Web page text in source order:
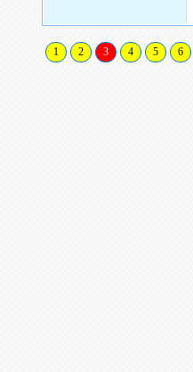
1 2 3 4 5 6